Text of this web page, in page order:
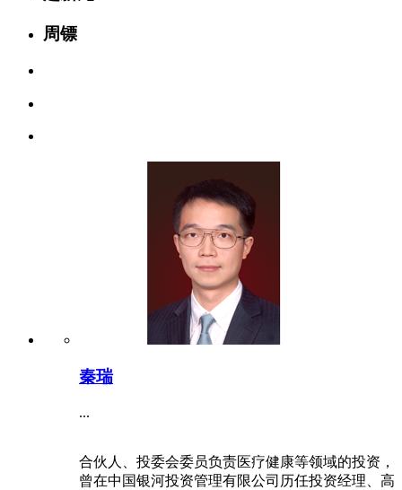
周镖
秦瑞
...
合伙人、投委会委员负责医疗健康等领域的投资，
曾在中国银河投资管理有限公司历任投资经理、高